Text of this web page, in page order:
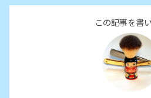
この記事を書